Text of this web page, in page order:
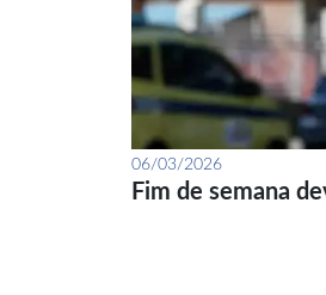
06/03/2026
Fim de semana